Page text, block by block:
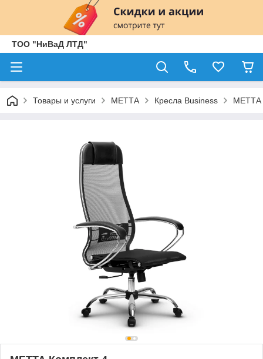
ТОО "НиВаД ЛТД"
Товары и услуги МЕТТА Кресла Business МЕТТА